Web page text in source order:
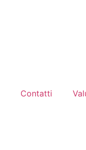
Contatti